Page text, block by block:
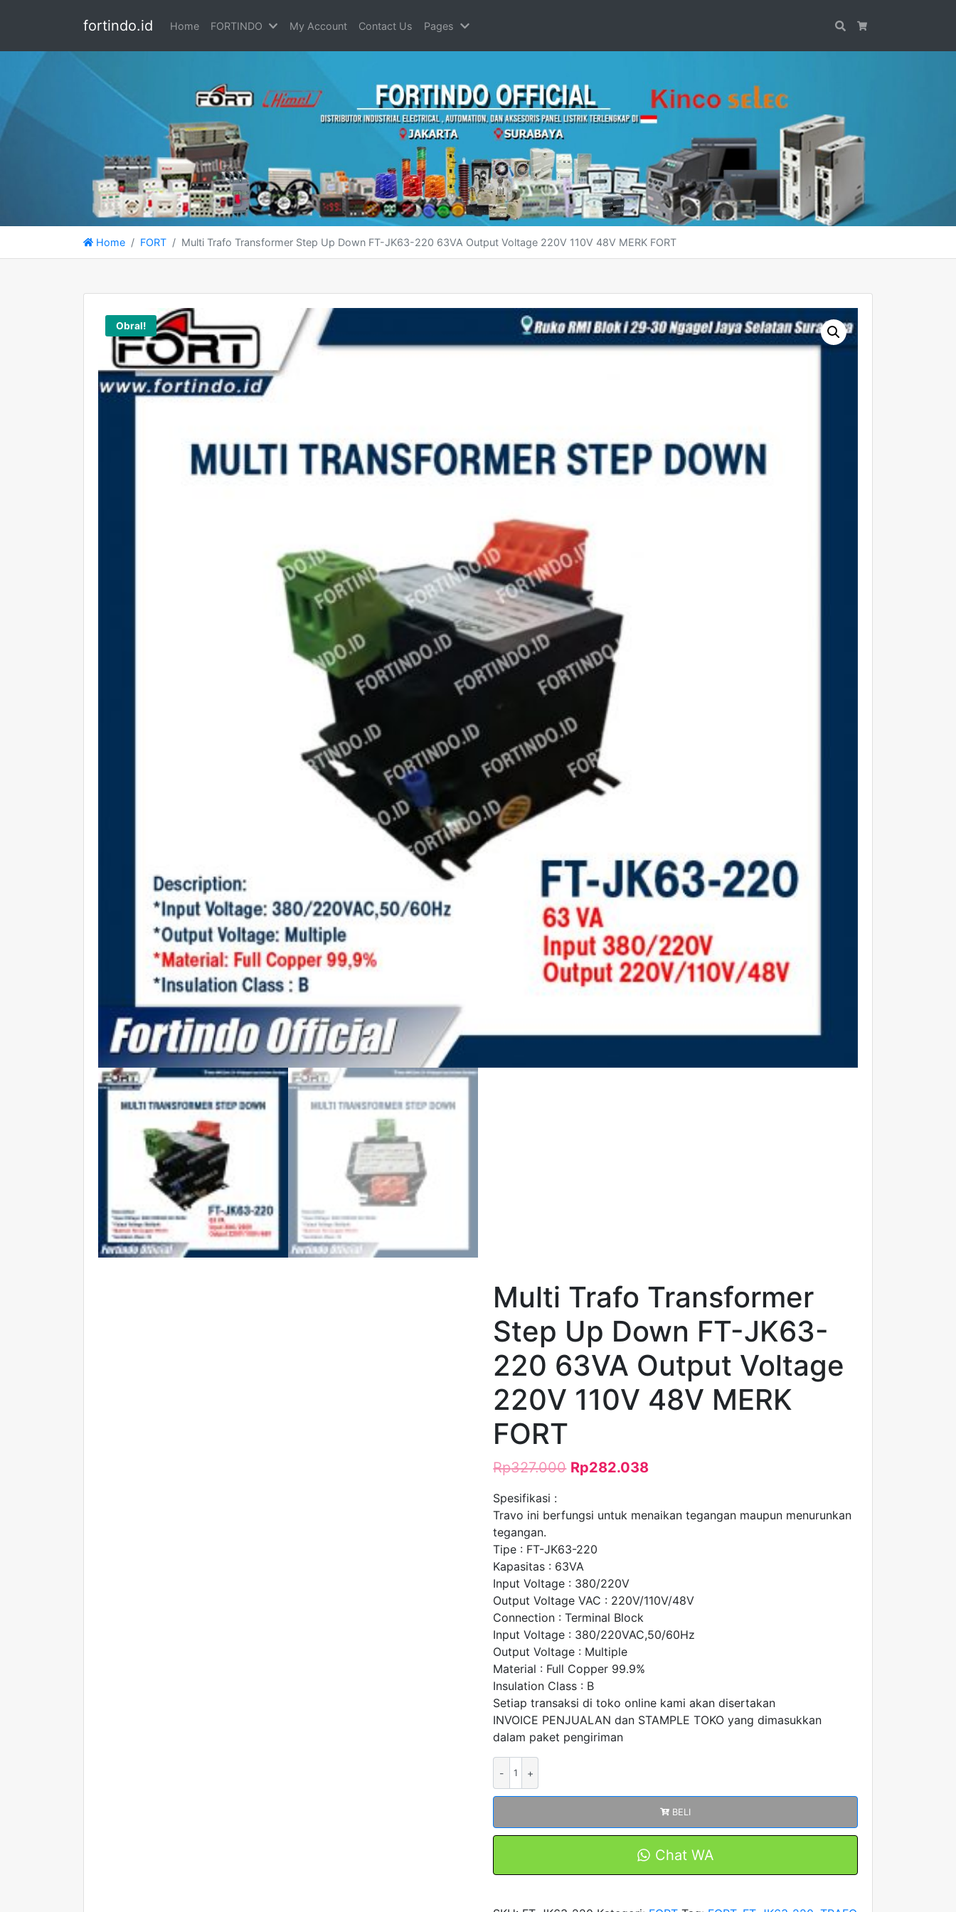
fortindo.id Home FORTINDO My Account Contact Us Pages Search
Home FORT Multi Trafo Transformer Step Up Down FT-JK63-220 63VA Output Voltage 220V 110V 48V MERK FORT
Obral!
Multi Trafo Transformer
Step Up Down FT-JK63-
220 63VA Output Voltage
220V 110V 48V MERK
FORT
Rp327.000 Rp282.038
Spesifikasi :
Travo ini berfungsi untuk menaikan tegangan maupun menurunkan
tegangan.
Tipe : FT-JK63-220
Kapasitas : 63VA
Input Voltage : 380/220V
Output Voltage VAC : 220V/110V/48V
Connection : Terminal Block
Input Voltage : 380/220VAC,50/60Hz
Output Voltage : Multiple
Material : Full Copper 99.9%
Insulation Class : B
Setiap transaksi di toko online kami akan disertakan
INVOICE PENJUALAN dan STAMPLE TOKO yang dimasukkan
dalam paket pengiriman
Trafo
Step
BELI
Chat WA